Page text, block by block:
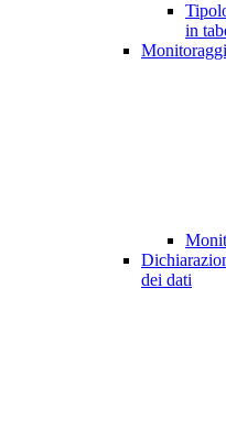
in
dei dati